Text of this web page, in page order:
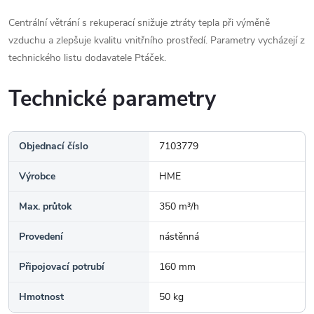
Centrální větrání s rekuperací snižuje ztráty tepla při výměně
vzduchu a zlepšuje kvalitu vnitřního prostředí. Parametry vycházejí z
technického listu dodavatele Ptáček.
Technické parametry
Objednací číslo 7103779
Výrobce HME
Max. průtok 350 m³/h
Provedení nástěnná
Připojovací potrubí 160 mm
Hmotnost 50 kg